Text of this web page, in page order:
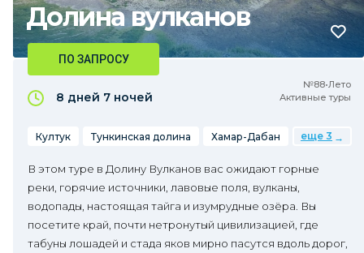
Долина вулканов
№88•Лето
Активные туры
ПО ЗАПРОСУ
8 дней 7 ночей
Култук Тункинская долина Хамар-Дабан еще 3
В этом туре в Долину Вулканов вас ожидают горные
реки, горячие источники, лавовые поля, вулканы,
водопады, настоящая тайга и изумрудные озёра. Вы
посетите край, почти нетронутый цивилизацией, где
табуны лошадей и стада яков мирно пасутся вдоль дорог,